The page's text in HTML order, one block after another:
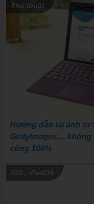
Thủ thuật
Hướng dẫn tải ảnh từ
GettyImages,...
công 100%
iOS , iPadOS